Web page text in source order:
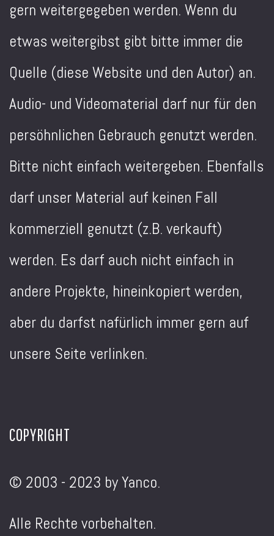
gern weitergegeben werden. Wenn du
etwas weitergibst gibt bitte immer die
Quelle (diese Website und den Autor) an.
Audio- und Videomaterial darf nur für den
persöhnlichen Gebrauch genutzt werden.
Bitte nicht einfach weitergeben. Ebenfalls
darf unser Material auf keinen Fall
kommerziell genutzt (z.B. verkauft)
werden. Es darf auch nicht einfach in
andere Projekte, hineinkopiert werden,
aber du darfst nafürlich immer gern auf
unsere Seite verlinken.
COPYRIGHT
© 2003 - 2023 by Yanco.
Alle Rechte vorbehalten.